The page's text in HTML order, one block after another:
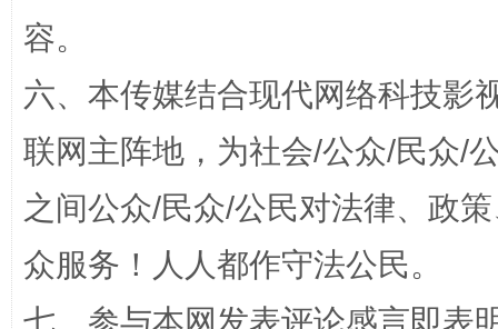
招工难、用工荒背后
容。
六、本传媒结合现代网络科技影
联网主阵地，为社会/公众/民众/
之间公众/民众/公民对法律、政
众服务！人人都作守法公民。
七、参与本网发表评论感言即表